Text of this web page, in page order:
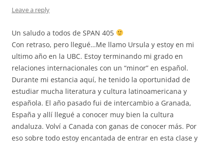
Leave a reply
Un saludo a todos de SPAN 405
Con retraso, pero llegué…Me llamo Ursula y estoy en mi
ultimo año en la UBC. Estoy terminando mi grado en
relaciones internacionales con un “minor” en español.
Durante mi estancia aquí, he tenido la oportunidad de
estudiar mucha literatura y cultura latinoamericana y
española. El año pasado fui de intercambio a Granada,
España y allí llegué a conocer muy bien la cultura
andaluza. Volví a Canada con ganas de conocer más. Por
eso sobre todo estoy encantada de entrar en esta clase y